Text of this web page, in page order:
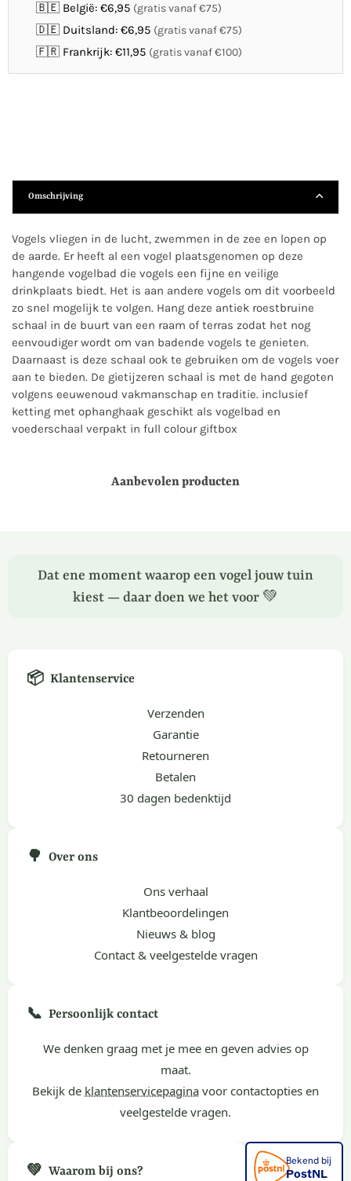
🇧🇪 België: €6,95 (gratis vanaf €75)
🇩🇪 Duitsland: €6,95 (gratis vanaf €75)
🇫🇷 Frankrijk: €11,95 (gratis vanaf €100)
Omschrijving
Vogels vliegen in de lucht, zwemmen in de zee en lopen op
de aarde. Er heeft al een vogel plaatsgenomen op deze
hangende vogelbad die vogels een fijne en veilige
drinkplaats biedt. Het is aan andere vogels om dit voorbeeld
zo snel mogelijk te volgen. Hang deze antiek roestbruine
schaal in de buurt van een raam of terras zodat het nog
eenvoudiger wordt om van badende vogels te genieten.
Daarnaast is deze schaal ook te gebruiken om de vogels voer
aan te bieden. De gietijzeren schaal is met de hand gegoten
volgens eeuwenoud vakmanschap en traditie. inclusief
ketting met ophanghaak geschikt als vogelbad en
voederschaal verpakt in full colour giftbox
Aanbevolen producten
Dat ene moment waarop een vogel jouw tuin
kiest — daar doen we het voor 💚
📦 Klantenservice
Verzenden
Garantie
Retourneren
Betalen
30 dagen bedenktijd
🌳 Over ons
Ons verhaal
Klantbeoordelingen
Nieuws & blog
Contact & veelgestelde vragen
📞 Persoonlijk contact
We denken graag met je mee en geven advies op
maat.
Bekijk de klantenservicepagina voor contactopties en
veelgestelde vragen.
💚 Waarom bij ons?